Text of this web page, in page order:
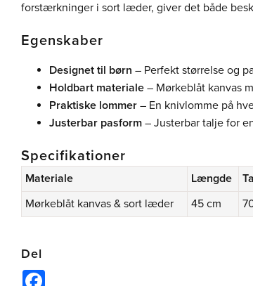
forstærkninger i sort læder, giver det både
Egenskaber
Designet til børn – Perfekt størrelse og
Holdbart materiale – Mørkeblåt kanvas
Praktiske lommer – En knivlomme på
Justerbar pasform – Justerbar talje for
Specifikationer
Materiale Længde
Mørkeblåt kanvas & sort læder
45 cm
Del